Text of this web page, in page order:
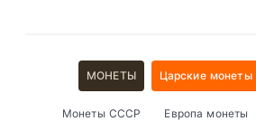
МОНЕТЫ Царские монеты
Монеты СССР Европа монеты